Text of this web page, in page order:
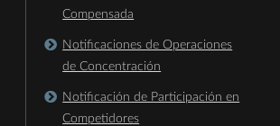
Compensada
Notificaciones de Operaciones
de Concentración
Notificación de Participación en
Competidores